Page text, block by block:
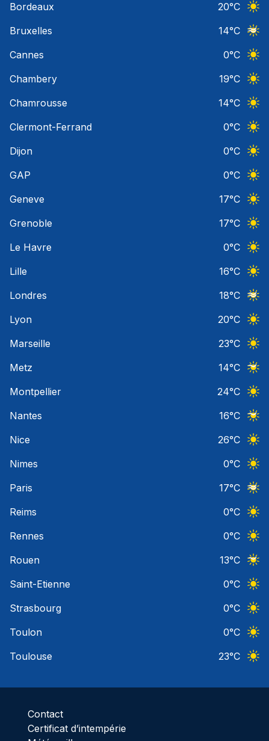
Bordeaux
20°C
Bruxelles
14°C
Cannes
0°C
Chambery
19°C
Chamrousse
14°C
Clermont-Ferrand
0°C
Dijon
0°C
GAP
0°C
Geneve
17°C
Grenoble
17°C
Le Havre
0°C
Lille
16°C
Londres
18°C
Lyon
20°C
Marseille
23°C
Metz
14°C
Montpellier
24°C
Nantes
16°C
Nice
26°C
Nimes
0°C
Paris
17°C
Reims
0°C
Rennes
0°C
Rouen
13°C
Saint-Etienne
0°C
Strasbourg
0°C
Toulon
0°C
Toulouse
23°C
Contact
Certificat d’intempérie